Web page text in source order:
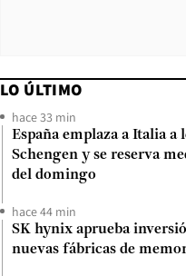
LO ÚLTIMO
hace 33 min
España emplaza a Italia a
Schengen y se reserva
del domingo
hace 44 min
SK hynix aprueba
nuevas fábricas de